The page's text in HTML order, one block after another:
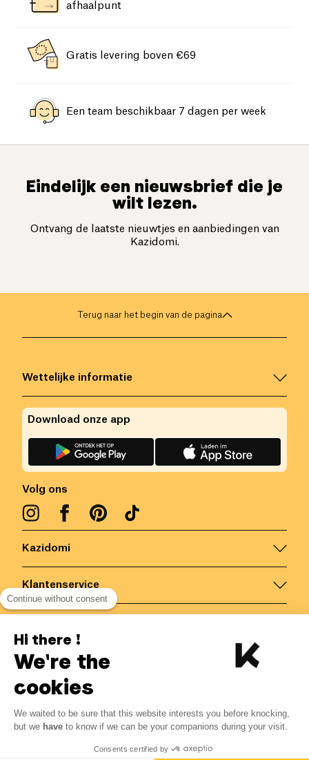
afhaalpunt
Gratis levering boven €69
Een team beschikbaar 7 dagen per week
Eindelijk een nieuwsbrief die je
wilt lezen.
Ontvang de laatste nieuwtjes en aanbiedingen van
Kazidomi.
18.50€
Terug naar het begin van de pagina
Kazidomi
Klantenservice
Wettelijke informatie
Volg ons
Download onze app
België/ NL
Alle rechten voorbehouden
Continue without consent
Hi there !
We're the
cookies
We waited to be sure that this website interests you before knocking,
but we have to know if we can be your companions during your visit.
Consents certified by